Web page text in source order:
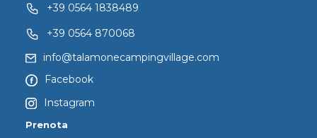
+39 0564 1838489
+39 0564 870068
info@talamonecampingvillage.com
Facebook
Instagram
Prenota